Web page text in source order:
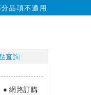
用，滿2千折200...)
查詢
網路訂購